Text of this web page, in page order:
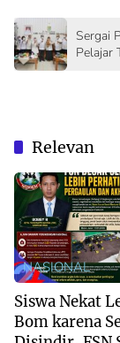
Sergai
Pelajar
Relevan
NASIONAL
Siswa Nekat
Bom karena